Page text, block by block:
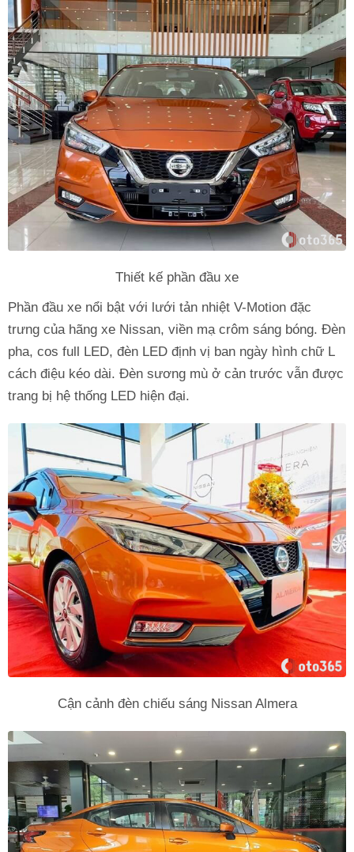
Thiết kế phần đầu xe
Phần đầu xe nổi bật với lưới tản nhiệt V-Motion đặc
trưng của hãng xe Nissan, viền mạ crôm sáng bóng. Đèn
pha, cos full LED, đèn LED định vị ban ngày hình chữ L
cách điệu kéo dài. Đèn sương mù ở cản trước vẫn được
trang bị hệ thống LED hiện đại.
Cận cảnh đèn chiếu sáng Nissan Almera